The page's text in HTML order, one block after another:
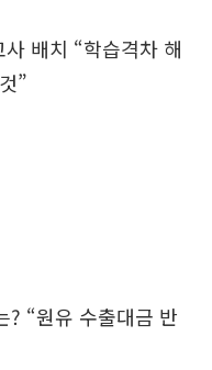
배치 “학습격차 해
”
? “원유 수출대금 반